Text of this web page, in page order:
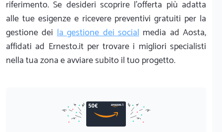
riferimento. Se desideri scoprire l'offerta più adatta
alle tue esigenze e ricevere preventivi gratuiti per la
gestione deila gestione dei socialmedia ad Aosta,
affidati ad Ernesto.it per trovare i migliori specialisti
nella tua zona e avviare subito il tuo progetto.